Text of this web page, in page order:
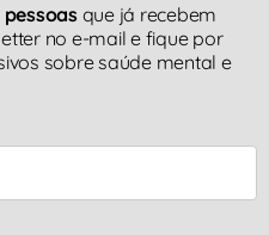
que já recebem
no e-mail e fique por
sobre saúde mental e